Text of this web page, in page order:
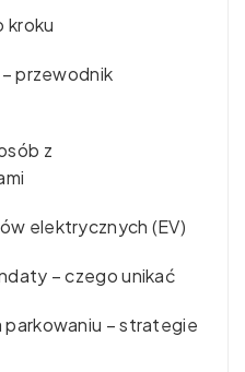
kroku
przewodnik
z
elektrycznych (EV)
– czego unikać
parkowaniu – strategie